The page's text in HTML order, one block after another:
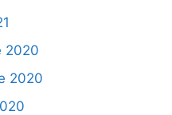
2020
2020